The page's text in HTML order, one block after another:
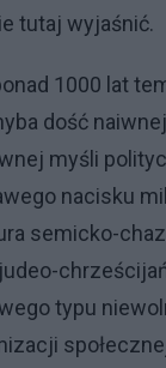
tutaj wyjaśnić.
1000 lat
dość
myśli
nacisku
semicko-
typu